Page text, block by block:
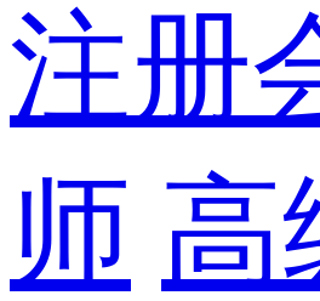
注册
师 高